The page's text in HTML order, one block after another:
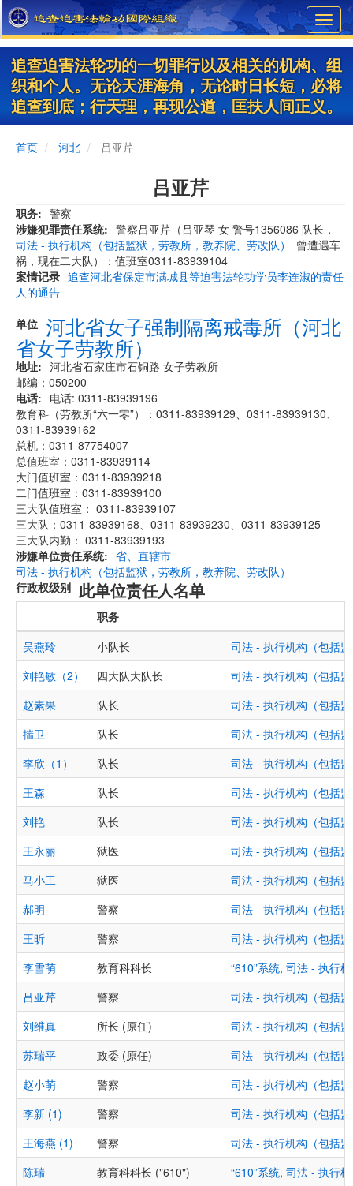
Skip
to
main
content
追查迫害法轮功的一切罪行以及相关的机构、组
织和个人。无论天涯海角，无论时日长短，必将
追查到底；行天理，再现公道，匡扶人间正义。
首页 河北 吕亚芹
吕亚芹
职务
警察
涉嫌犯罪责任系统
司法 - 执行机构（包括监狱，劳教所，教养院、劳改队）
警察吕亚芹（吕亚琴 女 警号1356086 队长，
曾遭遇车
祸，现在二大队）：值班室0311-83939104
案情记录 追查河北省保定市满城县等迫害法轮功学员李连淑的责任
人的通告
单位 河北省女子强制隔离戒毒所（河北
省女子劳教所）
地址
河北省石家庄市石铜路 女子劳教所
邮编：050200
电话
电话: 0311-83939196
教育科（劳教所“六一零”）：0311-83939129、0311-83939130、
0311-83939162
总机：0311-87754007
总值班室：0311-83939114
大门值班室：0311-83939218
二门值班室：0311-83939100
三大队值班室： 0311-83939107
三大队：0311-83939168、0311-83939230、0311-83939125
三大队内勤： 0311-83939193
涉嫌单位责任系统
司法 - 执行机构（包括监狱，劳教所，教养院、劳改队）
行政权级别
省、直辖市
此单位责任人名单
职务
吴燕玲
小队长
司法 - 执行机构（包括
刘艳敏（2）
四大队大队长
司法 - 执行机构（包括
赵素果
队长
司法 - 执行机构（包括
揣卫
队长
司法 - 执行机构（包括
李欣（1）
队长
司法 - 执行机构（包括
王森
队长
司法 - 执行机构（包括
刘艳
队长
司法 - 执行机构（包括
王永丽
狱医
司法 - 执行机构（包括
马小工
狱医
司法 - 执行机构（包括
郝明
警察
司法 - 执行机构（包括
王昕
警察
司法 - 执行机构（包括
李雪萌
教育科科长 “610”系统, 司法 - 执行
吕亚芹
警察
司法 - 执行机构（包括
刘维真
所长 (原任)
司法 - 执行机构（包括
苏瑞平
政委 (原任)
司法 - 执行机构（包括
赵小萌
警察
司法 - 执行机构（包括
李新 (1)
警察
司法 - 执行机构（包括
王海燕 (1)
警察
司法 - 执行机构（包括
陈瑞
教育科科长 ("610") “610”系统, 司法 - 执行